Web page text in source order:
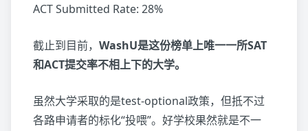
ACT Submitted Rate: 28%
截止到目前， WashU是这份榜单上唯一一所SAT
和ACT提交率不相上下的大学。
虽然大学采取的是test-optional政策，但抵不过
各路申请者的标化“投喂”。好学校果然就是不一